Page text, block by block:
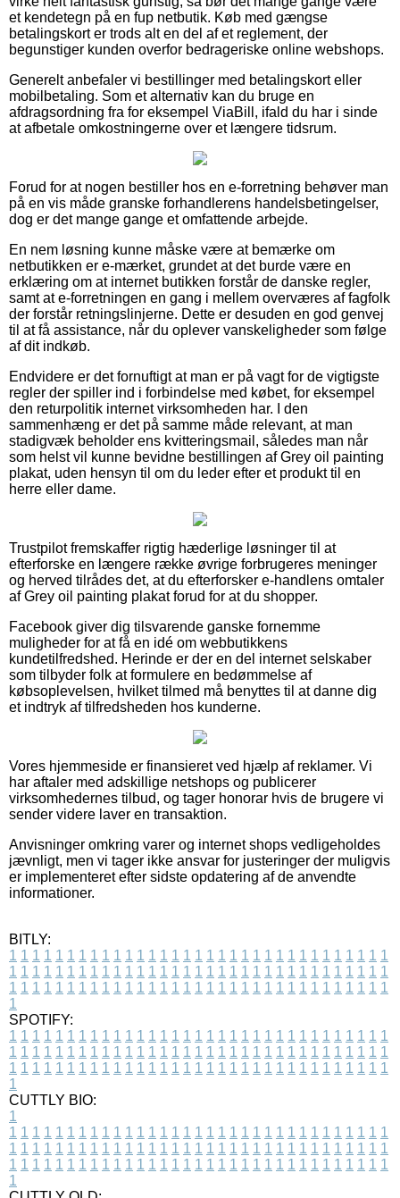
et kendetegn på en fup netbutik. Køb med gængse
betalingskort er trods alt en del af et reglement, der
begunstiger kunden overfor bedrageriske online webshops.
Generelt anbefaler vi bestillinger med betalingskort eller
mobilbetaling. Som et alternativ kan du bruge en
afdragsordning fra for eksempel ViaBill, ifald du har i sinde
at afbetale omkostningerne over et længere tidsrum.
Forud for at nogen bestiller hos en e-forretning behøver man
på en vis måde granske forhandlerens handelsbetingelser,
dog er det mange gange et omfattende arbejde.
En nem løsning kunne måske være at bemærke om
netbutikken er e-mærket, grundet at det burde være en
erklæring om at internet butikken forstår de danske regler,
samt at e-forretningen en gang i mellem overværes af fagfolk
der forstår retningslinjerne. Dette er desuden en god genvej
til at få assistance, når du oplever vanskeligheder som følge
af dit indkøb.
Endvidere er det fornuftigt at man er på vagt for de vigtigste
regler der spiller ind i forbindelse med købet, for eksempel
den returpolitik internet virksomheden har. I den
sammenhæng er det på samme måde relevant, at man
stadigvæk beholder ens kvitteringsmail, således man når
som helst vil kunne bevidne bestillingen af Grey oil painting
plakat, uden hensyn til om du leder efter et produkt til en
herre eller dame.
Trustpilot fremskaffer rigtig hæderlige løsninger til at
efterforske en længere række øvrige forbrugeres meninger
og herved tilrådes det, at du efterforsker e-handlens omtaler
af Grey oil painting plakat forud for at du shopper.
Facebook giver dig tilsvarende ganske fornemme
muligheder for at få en idé om webbutikkens
kundetilfredshed. Herinde er der en del internet selskaber
som tilbyder folk at formulere en bedømmelse af
købsoplevelsen, hvilket tilmed må benyttes til at danne dig
et indtryk af tilfredsheden hos kunderne.
Vores hjemmeside er finansieret ved hjælp af reklamer. Vi
har aftaler med adskillige netshops og publicerer
virksomhedernes tilbud, og tager honorar hvis de brugere vi
sender videre laver en transaktion.
Anvisninger omkring varer og internet shops vedligeholdes
jævnligt, men vi tager ikke ansvar for justeringer der muligvis
er implementeret efter sidste opdatering af de anvendte
informationer.
BITLY:
1 1 1 1 1 1 1 1 1 1 1 1 1 1 1 1 1 1 1 1 1 1 1 1 1 1 1 1 1 1 1 1 1
1 1 1 1 1 1 1 1 1 1 1 1 1 1 1 1 1 1 1 1 1 1 1 1 1 1 1 1 1 1 1 1 1
1 1 1 1 1 1 1 1 1 1 1 1 1 1 1 1 1 1 1 1 1 1 1 1 1 1 1 1 1 1 1 1 1
1
SPOTIFY:
1 1 1 1 1 1 1 1 1 1 1 1 1 1 1 1 1 1 1 1 1 1 1 1 1 1 1 1 1 1 1 1 1
1 1 1 1 1 1 1 1 1 1 1 1 1 1 1 1 1 1 1 1 1 1 1 1 1 1 1 1 1 1 1 1 1
1 1 1 1 1 1 1 1 1 1 1 1 1 1 1 1 1 1 1 1 1 1 1 1 1 1 1 1 1 1 1 1 1
1
CUTTLY BIO:
1
1 1 1 1 1 1 1 1 1 1 1 1 1 1 1 1 1 1 1 1 1 1 1 1 1 1 1 1 1 1 1 1 1
1 1 1 1 1 1 1 1 1 1 1 1 1 1 1 1 1 1 1 1 1 1 1 1 1 1 1 1 1 1 1 1 1
1 1 1 1 1 1 1 1 1 1 1 1 1 1 1 1 1 1 1 1 1 1 1 1 1 1 1 1 1 1 1 1 1
1